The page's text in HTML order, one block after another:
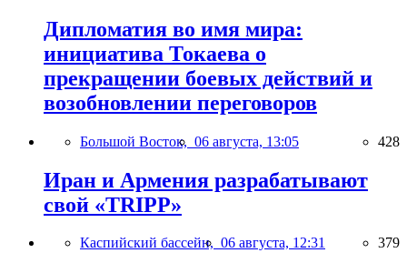
Дипломатия во имя мира:
инициатива Токаева о
прекращении боевых действий и
возобновлении переговоров
Большой Восток, 06 августа, 13:05 428
Иран и Армения разрабатывают
свой «TRIPP»
Каспийский бассейн, 06 августа, 12:31 379